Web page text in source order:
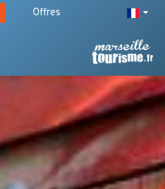
Offres